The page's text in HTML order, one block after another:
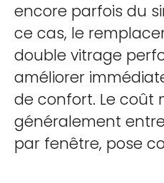
encore parfois du
ce cas, le
double vitrage
améliorer
de confort. Le coût
généralement
par fenêtre, pose